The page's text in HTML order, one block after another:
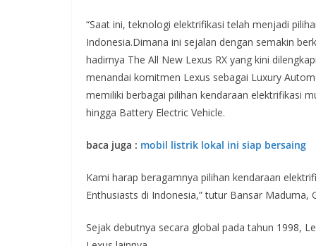
“Saat ini, teknologi elektrifikasi telah menjadi
Indonesia.Dimana ini sejalan dengan semakin
hadirnya The All New Lexus RX yang kini
menandai komitmen Lexus sebagai Luxury
memiliki berbagai pilihan kendaraan elektrifikasi
hingga Battery Electric Vehicle.
baca juga : mobil listrik lokal ini siap bersaing
Kami harap beragamnya pilihan kendaraan
Enthusiasts di Indonesia,” tutur Bansar Maduma,
Sejak debutnya secara global pada tahun 1998,